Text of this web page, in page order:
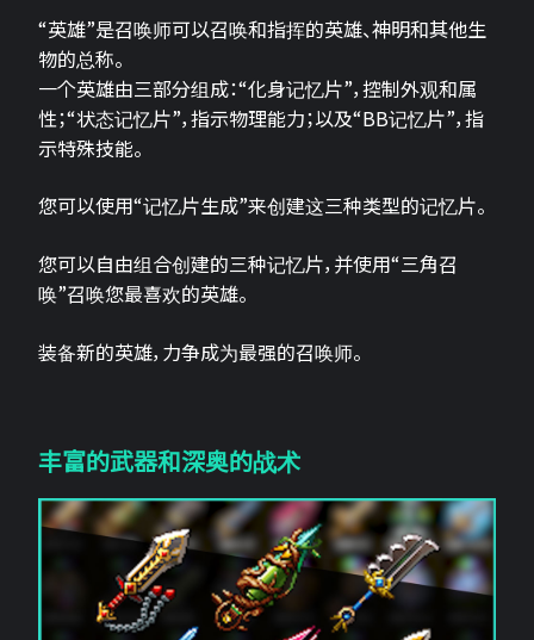
“英雄”是召唤师可以召唤和指挥的英雄、神明和其他生
物的总称。
一个英雄由三部分组成：“化身记忆片”，控制外观和属
性；“状态记忆片”，指示物理能力；以及“BB记忆片”，指
示特殊技能。
您可以使用“记忆片生成”来创建这三种类型的记忆片。
您可以自由组合创建的三种记忆片，并使用“三角召
唤”召唤您最喜欢的英雄。
装备新的英雄，力争成为最强的召唤师。
丰富的武器和深奥的战术